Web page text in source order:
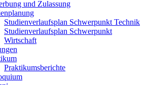
und Zulassung
Studienverlaufsplan Schwerpunkt Technik
Studienverlaufsplan Schwerpunkt
Wirtschaft
Praktikumsberichte